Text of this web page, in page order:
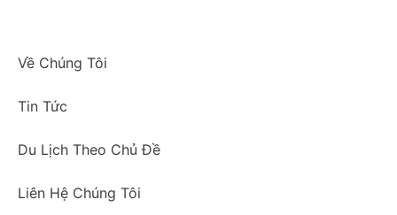
Về Chúng Tôi
Tin Tức
Du Lịch Theo Chủ Đề
Liên Hệ Chúng Tôi